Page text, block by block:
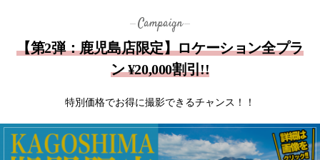
Campaign
【第2弾：鹿児島店限定】ロケーション全プラ
ン ¥20,000割引!!
特別価格でお得に撮影できるチャンス！！